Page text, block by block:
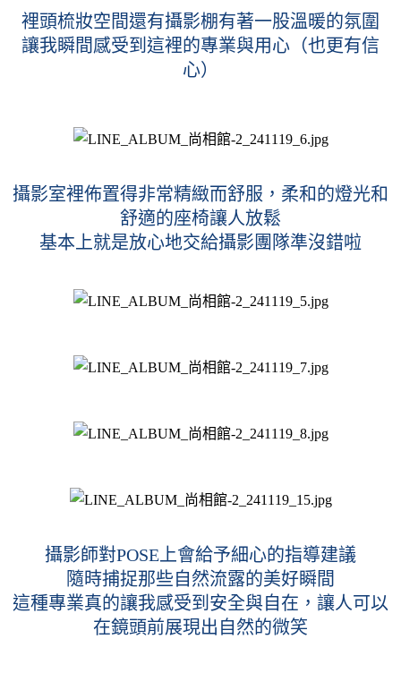
裡頭梳妝空間還有攝影棚有著一股溫暖的氛圍
讓我瞬間感受到這裡的專業與用心（也更有信
心）
攝影室裡佈置得非常精緻而舒服，柔和的燈光和
舒適的座椅讓人放鬆
基本上就是放心地交給攝影團隊準沒錯啦
攝影師對POSE上會給予細心的指導建議
隨時捕捉那些自然流露的美好瞬間
這種專業真的讓我感受到安全與自在，讓人可以
在鏡頭前展現出自然的微笑